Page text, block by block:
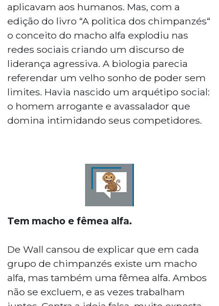
aplicavam aos humanos. Mas, com a
edição do livro “A politica dos chimpanzés“
o conceito do macho alfa explodiu nas
redes sociais criando um discurso de
liderança agressiva. A biologia parecia
referendar um velho sonho de poder sem
limites. Havia nascido um arquétipo social:
o homem arrogante e avassalador que
domina intimidando seus competidores.
Tem macho e fêmea alfa.
De Wall cansou de explicar que em cada
grupo de chimpanzés existe um macho
alfa, mas também uma fêmea alfa. Ambos
não se excluem, e as vezes trabalham